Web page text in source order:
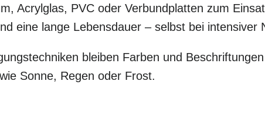
Acrylglas, PVC oder Verbundplatten zum
eine lange Lebensdauer – selbst bei intensiver
bleiben Farben und
Sonne, Regen oder Frost.